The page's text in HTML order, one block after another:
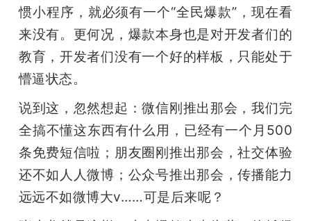
惯小程序，就必须有一个“全民爆款”，现在看
来没有。更何况，爆款本身也是对开发者们的
教育，开发者们没有一个好的样板，只能处于
懵逼状态。
说到这，忽然想起：微信刚推出那会，我们完
全搞不懂这东西有什么用，已经有一个月500
条免费短信啦；朋友圈刚推出那会，社交体验
还不如人人微博；公众号推出那会，传播能力
远远不如微博大v……可是后来呢？